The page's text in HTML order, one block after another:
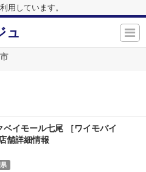
用しています。
ュ
ベイモール七尾 ［ワイモバイ
舗詳細情報